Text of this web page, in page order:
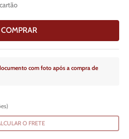
COMPRAR
com foto após a compra de
O FRETE